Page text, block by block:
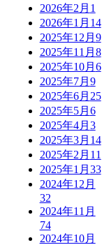
2026年2月 1
2026年1月 14
2025年12月 9
2025年11月 8
2025年10月 6
2025年7月 9
2025年6月 25
2025年5月 6
2025年4月 3
2025年3月 14
2025年2月 11
2025年1月 33
2024年12月
32
2024年11月
74
2024年10月